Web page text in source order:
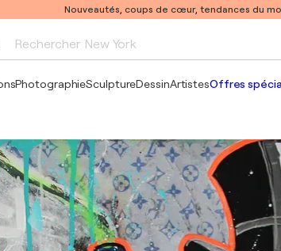
Nouveautés, coups de cœur, tendances du
Rechercher New York
Pablo Picasso
PhotographieSculptureDessinArtistesOffres